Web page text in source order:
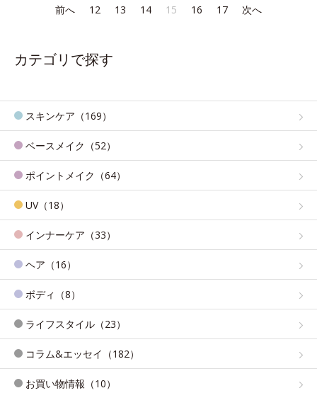
前へ 12 13 14 15 16 17 次へ
カテゴリで探す
スキンケア（169）
ベースメイク（52）
ポイントメイク（64）
UV（18）
インナーケア（33）
ヘア（16）
ボディ（8）
ライフスタイル（23）
コラム&エッセイ（182）
お買い物情報（10）